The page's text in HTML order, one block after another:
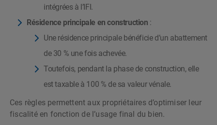
intégrées à l’IFI.
Résidence principale en construction :
Une résidence principale bénéficie d’un abattement
de 30 % une fois achevée.
Toutefois, pendant la phase de construction, elle
est taxable à 100 % de sa valeur vénale.
Ces règles permettent aux propriétaires d’optimiser leur
fiscalité en fonction de l’usage final du bien.